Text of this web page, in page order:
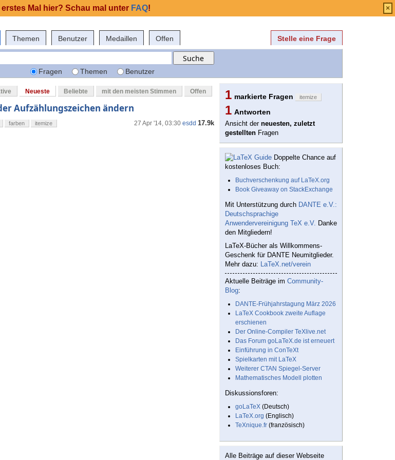
Themen Benutzer Medaillen Offen Stelle eine Frage
Fragen Themen Benutzer
Neueste Beliebte mit den meisten Stimmen Offen
Aufzählungszeichen ändern
27 Apr '14, 03:30 esdd 17.9k
farben itemize
1 markierte Fragen itemize
1 Antworten
Ansicht der neuesten, zuletzt
gestellten Fragen
Doppelte Chance auf
kostenloses Buch:
Buchverschenkung auf LaTeX.org
Book Giveaway on StackExchange
Mit Unterstützung durch DANTE e.V.:
Deutschsprachige
Anwendervereinigung TeX e.V. Danke
den Mitgliedern!
LaTeX-Bücher als Willkommens-
Geschenk für DANTE Neumitglieder.
Mehr dazu: LaTeX.net/verein
Aktuelle Beiträge im Community-
Blog:
DANTE-Frühjahrstagung März 2026
LaTeX Cookbook zweite Auflage
erschienen
Der Online-Compiler TeXlive.net
Das Forum goLaTeX.de ist erneuert
Einführung in ConTeXt
Spielkarten mit LaTeX
Weiterer CTAN Spiegel-Server
Mathematisches Modell plotten
Diskussionsforen:
goLaTeX (Deutsch)
LaTeX.org (Englisch)
TeXnique.fr (französisch)
Alle Beiträge auf dieser Webseite
Mal hier? Schau mal unter FAQ! ×